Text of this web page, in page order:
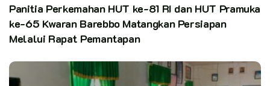
Panitia Perkemahan HUT ke-81 RI dan HUT Pramuka
ke-65 Kwaran Barebbo Matangkan Persiapan
Melalui Rapat Pemantapan